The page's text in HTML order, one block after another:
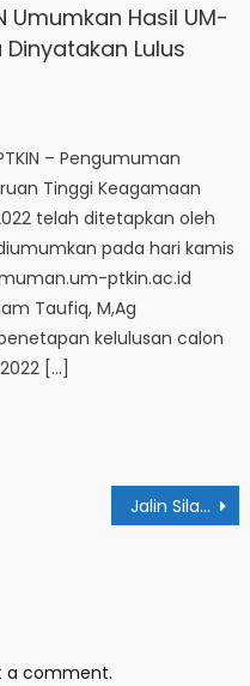
Umumkan Hasil UM-
Dinyatakan Lulus
– Pengumuman
Tinggi Keagamaan
telah ditetapkan oleh
pada hari kamis
ptkin.ac.id
Taufiq, M,Ag
kelulusan calon
[…]
Jalin Silaturahim, DWP IAIN FM Papua Gelar ‘Jumat Berkah’
a comment.